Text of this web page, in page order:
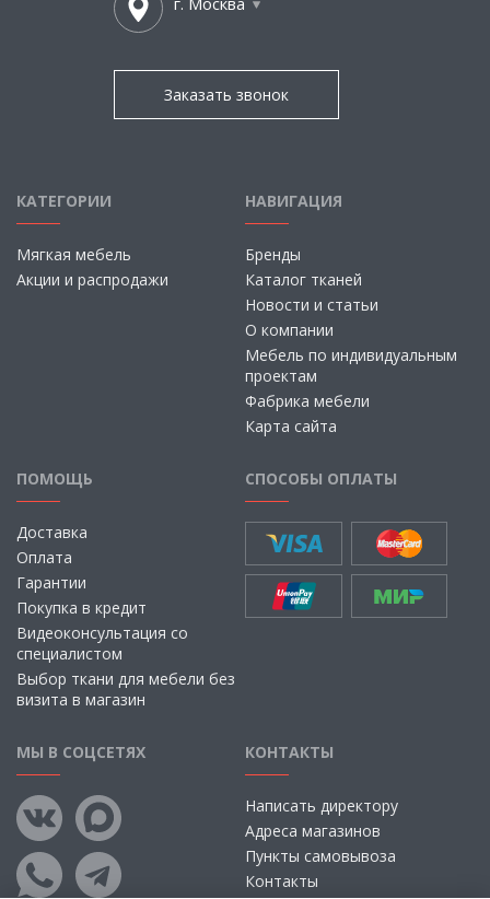
Заказать звонок
КАТЕГОРИИ
Мягкая мебель
Акции и распродажи
НАВИГАЦИЯ
Бренды
Каталог тканей
Новости и статьи
О компании
Мебель по индивидуальным
проектам
Фабрика мебели
Карта сайта
ПОМОЩЬ
Доставка
Оплата
Гарантии
Покупка в кредит
Видеоконсультация со
специалистом
Выбор ткани для мебели без
визита в магазин
СПОСОБЫ ОПЛАТЫ
МЫ В СОЦСЕТЯХ КОНТАКТЫ
Написать директору
Адреса магазинов
Пункты самовывоза
Контакты